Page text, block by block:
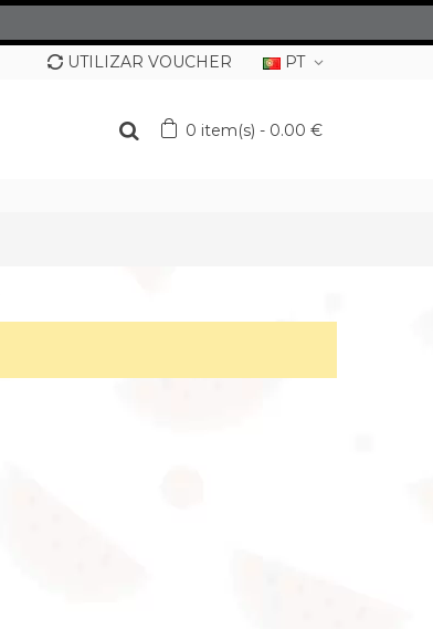
PT
UTILIZAR VOUCHER
0 item(s) - 0.00 €